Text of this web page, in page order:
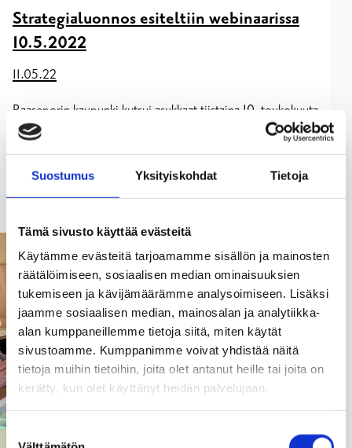
Suostumus Yksityiskohdat Tietoja
Tämä sivusto käyttää evästeitä
Käytämme evästeitä tarjoamamme sisällön ja mainosten
räätälöimiseen, sosiaalisen median ominaisuuksien
tukemiseen ja kävijämäärämme analysoimiseen. Lisäksi
jaamme sosiaalisen median, mainosalan ja analytiikka-
alan kumppaneillemme tietoja siitä, miten käytät
sivustoamme. Kumppanimme voivat yhdistää näitä
tietoja muihin tietoihin, joita olet antanut heille tai joita on
kerätty, kun olet käyttänyt heidän palvelujaan.
Suostumuksen
Strategialuonnos esiteltiin webinaarissa
10.5.2022
11.05.22
Raaseporin kaupunki kutsui asukkaat tiistaina 10. toukokuuta
2022 klo 18 webinaariin Raaseporin strategiasta vuosille
2022–2025. Webinaarissa esiteltiin strategian pääpiirteet
KAAVOITUS